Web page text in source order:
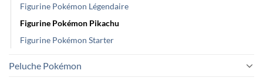
Figurine Pokémon Légendaire
Figurine Pokémon Pikachu
Figurine Pokémon Starter
Peluche Pokémon